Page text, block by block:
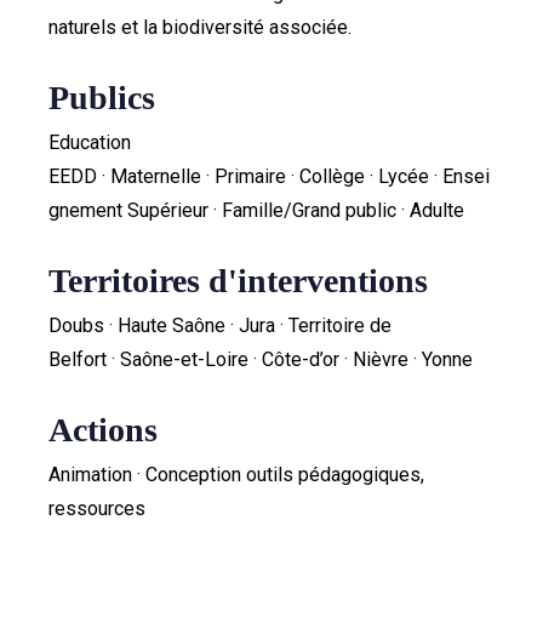
naturels et la biodiversité associée.
Publics
Education
EEDD · Maternelle · Primaire · Collège · Lycée · Ensei
gnement Supérieur · Famille/Grand public · Adulte
Territoires d'interventions
Doubs · Haute Saône · Jura · Territoire de
Belfort · Saône-et-Loire · Côte-d’or · Nièvre · Yonne
Actions
Animation · Conception outils pédagogiques,
ressources